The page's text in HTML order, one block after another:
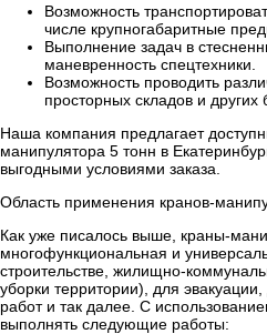
Возможность
числе крупногабаритные
Выполнение задач в
маневренность спецтехники.
Возможность проводить
просторных складов и
Наша компания предлагает
манипулятора 5 тонн в
выгодными условиями заказа.
Область применения кранов-
Как уже писалось выше, краны-
многофункциональная и
строительстве, жилищно-
уборки территории), для
работ и так далее. С
выполнять следующие работы: